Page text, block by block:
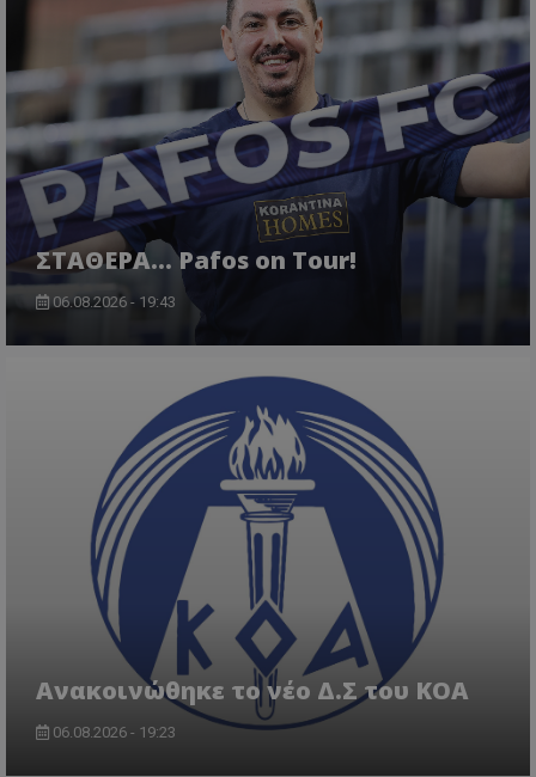
ΣΤΑΘΕΡΑ... Pafos on Tour!
06.08.2026 - 19:43
Aνακοινώθηκε το νέο Δ.Σ του ΚΟΑ
06.08.2026 - 19:23